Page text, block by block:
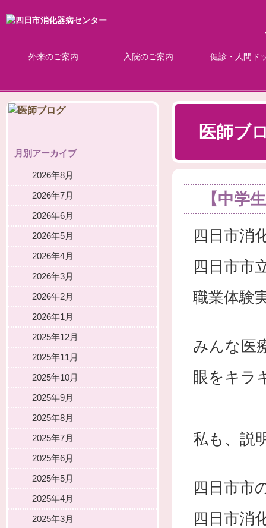
外来のご案内 入院のご案内 健診・人間ド
医師ブ
【中学
四日市消
四日市市
職業体験
みんな医
眼をキラ
私も、説
四日市市
四日市消
月別アーカイブ
2026年8月
2026年7月
2026年6月
2026年5月
2026年4月
2026年3月
2026年2月
2026年1月
2025年12月
2025年11月
2025年10月
2025年9月
2025年8月
2025年7月
2025年6月
2025年5月
2025年4月
2025年3月